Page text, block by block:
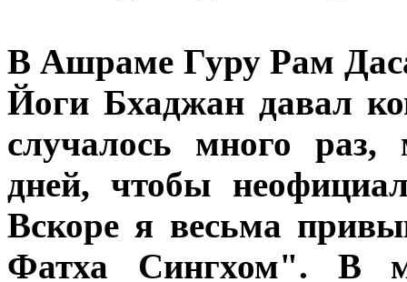
В Ашраме Гуру Рам
Йоги Бхаджан давал
случалось много раз,
дней, чтобы
Вскоре я весьма
Фатха Сингхом". В